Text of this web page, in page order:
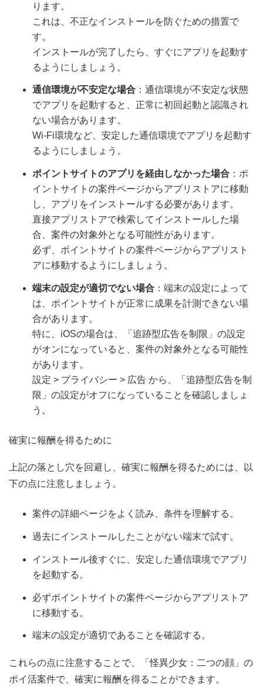
ります。
これは、不正なインストールを防ぐための措置で
す。
インストールが完了したら、すぐにアプリを起動す
るようにしましょう。
通信環境が不安定な場合 ：通信環境が不安定な状態
でアプリを起動すると、正常に初回起動と認識され
ない場合があります。
Wi-Fi環境など、安定した通信環境でアプリを起動す
るようにしましょう。
ポイントサイトのアプリを経由しなかった場合 ：ポ
イントサイトの案件ページからアプリストアに移動
し、アプリをインストールする必要があります。
直接アプリストアで検索してインストールした場
合、案件の対象外となる可能性があります。
必ず、ポイントサイトの案件ページからアプリスト
アに移動するようにしましょう。
端末の設定が適切でない場合 ：端末の設定によって
は、ポイントサイトが正常に成果を計測できない場
合があります。
特に、iOSの場合は、「追跡型広告を制限」の設定
がオンになっていると、案件の対象外となる可能性
があります。
設定 > プライバシー > 広告 から、「追跡型広告を制
限」の設定がオフになっていることを確認しましょ
う。
確実に報酬を得るために
上記の落とし穴を回避し、確実に報酬を得るためには、以
下の点に注意しましょう。
案件の詳細ページをよく読み、条件を理解する。
過去にインストールしたことがない端末で試す。
インストール後すぐに、安定した通信環境でアプリ
を起動する。
必ずポイントサイトの案件ページからアプリストア
に移動する。
端末の設定が適切であることを確認する。
これらの点に注意することで、「怪異少女：二つの顔」の
ポイ活案件で、確実に報酬を得ることができます。